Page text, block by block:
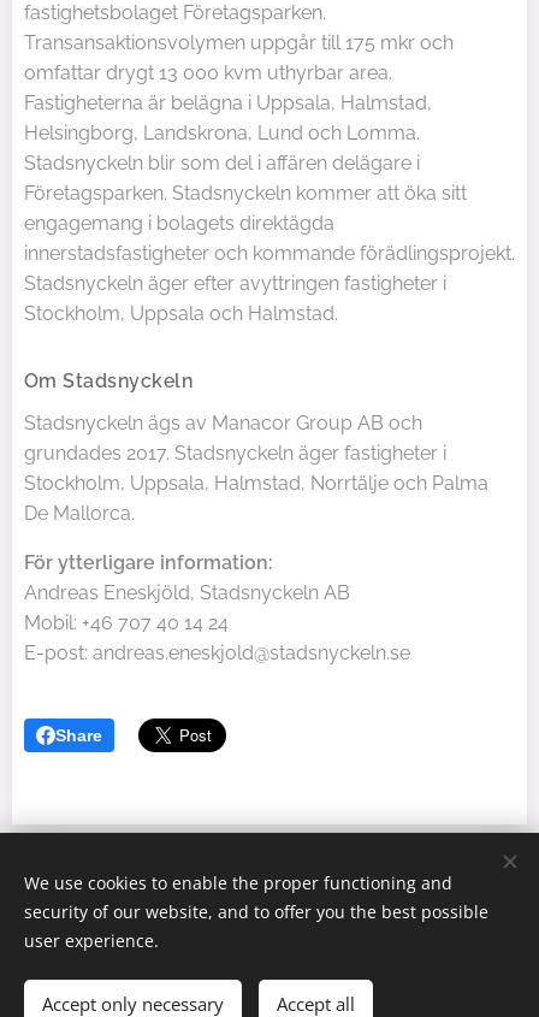
fastighetsbolaget Företagsparken.
Transansaktionsvolymen uppgår till 175 mkr och
omfattar drygt 13 000 kvm uthyrbar area.
Fastigheterna är belägna i Uppsala, Halmstad,
Helsingborg, Landskrona, Lund och Lomma.
Stadsnyckeln blir som del i affären delägare i
Företagsparken. Stadsnyckeln kommer att öka sitt
engagemang i bolagets direktägda
innerstadsfastigheter och kommande förädlingsprojekt.
Stadsnyckeln äger efter avyttringen fastigheter i
Stockholm, Uppsala och Halmstad.
Om Stadsnyckeln
Stadsnyckeln ägs av Manacor Group AB och
grundades 2017. Stadsnyckeln äger fastigheter i
Stockholm, Uppsala, Halmstad, Norrtälje och Palma
De Mallorca.
För ytterligare information:
Andreas Eneskjöld, Stadsnyckeln AB
Mobil: +46 707 40 14 24
E-post: andreas.eneskjold@stadsnyckeln.se
Share
© 2025 Stadsnyckeln AB All rights reserved.
Cookies
Languages
We use cookies to enable the proper functioning and
security of our website, and to offer you the best possible
user experience.
Accept only necessary Accept all